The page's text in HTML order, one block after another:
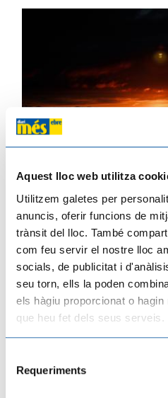
Aquest lloc web utilitza
Utilitzem galetes per
anuncis, oferir funcions de
trànsit del lloc. També
com feu servir el nostre lloc
socials, de publicitat i
seu torn, ells la poden
els hàgiu proporcionat o
que heu fet dels seus serveis.
Requeriments
una allau de visitants el dia de l'eclipsi